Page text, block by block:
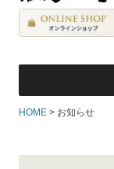
HOME > お知らせ